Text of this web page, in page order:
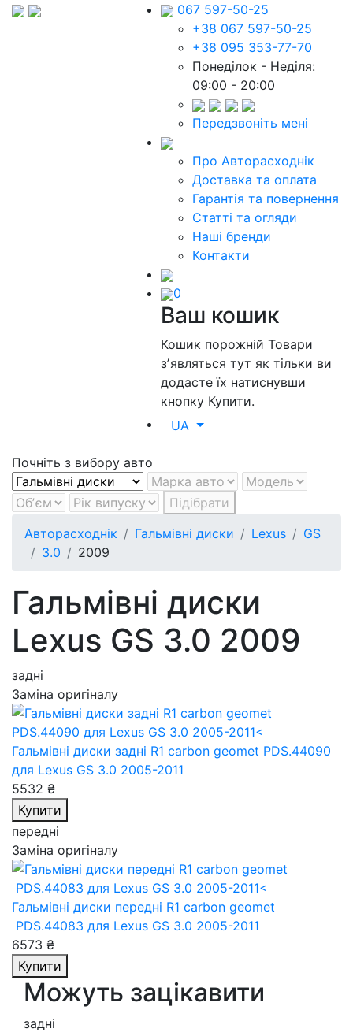
067 597-50-25
+38 067 597-50-25
+38 095 353-77-70
Понеділок - Неділя:
09:00 - 20:00
Передзвоніть мені
Про Авторасходнік
Доставка та оплата
Гарантія та повернення
Статті та огляди
Наші бренди
Контакти
0
Ваш кошик
Кошик порожнійТовари
зʼявляться тут як тільки ви
додасте їх натиснувши
кнопку Купити.
UA
Почніть з вибору авто
Підібрати
Авторасходнік
Гальмівні диски Lexus
GS
3.0
2009
Гальмівні диски
Lexus GS 3.0 2009
задні
Заміна оригіналу
Гальмівні диски задні R1 carbon geomet PDS.44090
для Lexus GS 3.0 2005-2011
5532 ₴
Купити
передні
Заміна оригіналу
Гальмівні диски передні R1 carbon geomet
PDS.44083 для Lexus GS 3.0 2005-2011
6573 ₴
Купити
Можуть зацікавити
задні